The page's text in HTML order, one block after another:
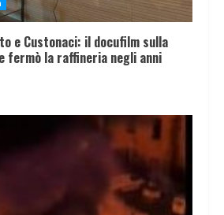
e Custonaci: il docufilm sulla
fermò la raffineria negli anni